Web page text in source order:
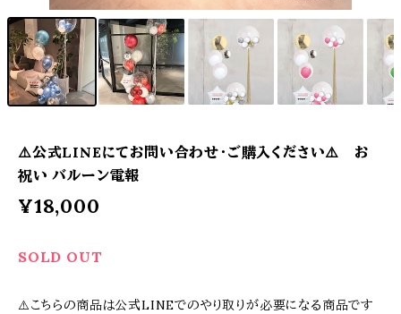
⚠️公式LINEにてお問い合わせ・ご購入ください⚠️ お
祝い バルーン電報
¥18,000
SOLD OUT
⚠️こちらの商品は公式LINEでのやり取りが必要になる商品です